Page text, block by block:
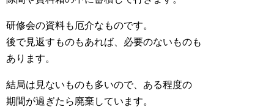
研修会の資料も厄介なものです。
後で見返すものもあれば、必要のないものも
あります。
結局は見ないものも多いので、ある程度の
期間が過ぎたら廃棄しています。